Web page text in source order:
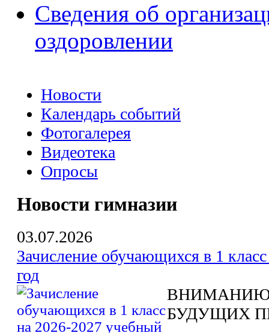
Сведения об
оздоровлении
Новости
Календарь событий
Фотогалерея
Видеотека
Опросы
Новости гимназии
03.07.2026
Зачисление обучающихся в 1
год
ВНИМАНИЮ
БУДУЩИХ